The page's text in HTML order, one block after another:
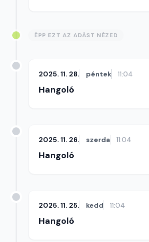
ÉPP EZT AZ ADÁST NÉZED
2025. 11. 28. péntek 11:04
Hangoló
2025. 11. 26. szerda 11:04
Hangoló
2025. 11. 25. kedd 11:04
Hangoló